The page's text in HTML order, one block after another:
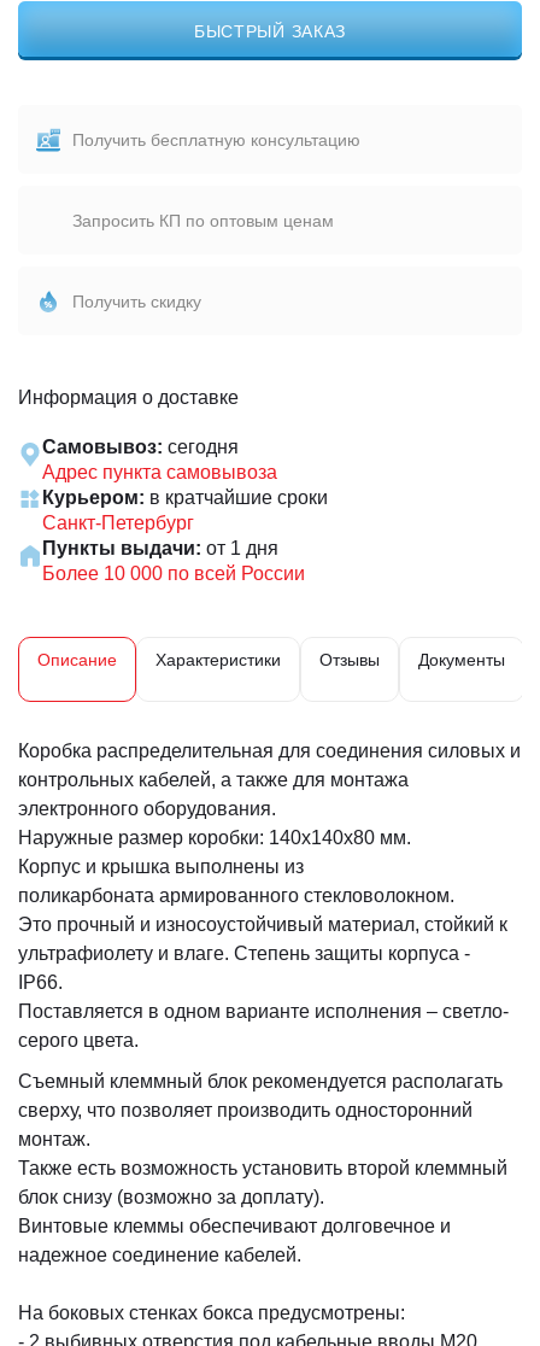
БЫСТРЫЙ ЗАКАЗ
Получить бесплатную консультацию
Запросить КП по оптовым ценам
Получить скидку
Информация о доставке
Самовывоз: сегодня
Адрес пункта самовывоза
Курьером: в кратчайшие сроки
Санкт-Петербург
Пункты выдачи: от 1 дня
Более 10 000 по всей России
Описание Характеристики Отзывы Документы
Коробка распределительная для соединения силовых и
контрольных кабелей, а также для монтажа
электронного оборудования.
Наружные размер коробки: 140х140х80 мм.
Корпус и крышка выполнены из
поликарбоната армированного стекловолокном.
Это прочный и износоустойчивый материал, стойкий к
ультрафиолету и влаге. Степень защиты корпуса -
IP66.
Поставляется в одном варианте исполнения – светло-
серого цвета.
Съемный клеммный блок рекомендуется располагать
сверху, что позволяет производить односторонний
монтаж.
Также есть возможность установить второй клеммный
блок снизу (возможно за доплату).
Винтовые клеммы обеспечивают долговечное и
надежное соединение кабелей.
На боковых стенках бокса предусмотрены:
- 2 выбивных отверстия под кабельные вводы М20.